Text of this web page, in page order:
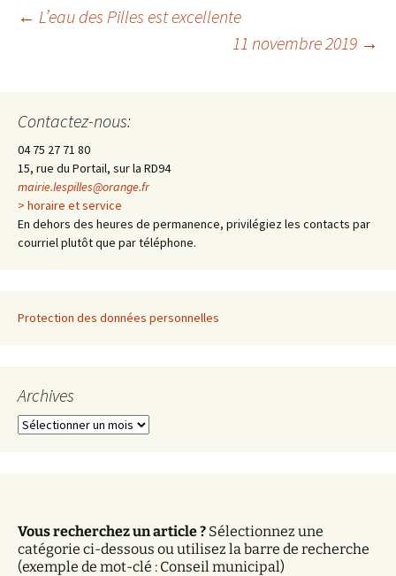
des
articles
← L’eau des Pilles est excellente
11 novembre 2019 →
Contactez-nous:
04 75 27 71 80
15, rue du Portail, sur la RD94
mairie.lespilles@orange.fr
> horaire et service
En dehors des heures de permanence, privilégiez les contacts par
courriel plutôt que par téléphone.
Protection des données personnelles
Archives
A
e
s
Vous recherchez un article ? Sélectionnez une
catégorie ci-dessous ou utilisez la barre de recherche
(exemple de mot-clé : Conseil municipal)